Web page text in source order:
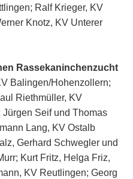
Ralf Krieger, KV
Knotz, KV Unterer
Rassekaninchenzucht
Balingen/Hohenzollern;
Riethmüller, KV
Seif und Thomas
Lang, KV Ostalb
Gerhard Schwegler und
Kurt Fritz, Helga Friz,
KV Reutlingen; Georg